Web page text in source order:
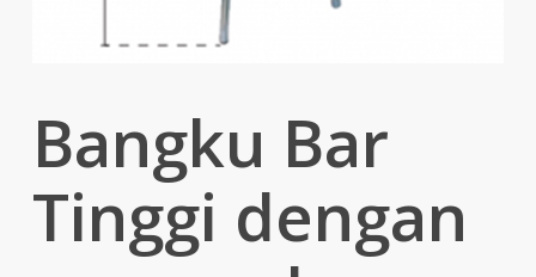
Bangku Bar
Tinggi dengan